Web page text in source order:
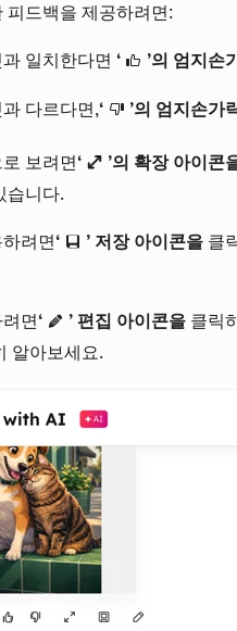
피드백을 제공하려면:
일치한다면 ‘ thumbsUpIcon ’의 엄지손
다르다면,‘ thumbsDownIcon ’의 엄지손가
보려면‘ enlarge ’의 확장 아이콘
습니다.
려면‘ saveEditableViewIcon ’ 저장 아이콘을 클
면‘ edit AdA ’ 편집 아이콘을 클릭
알아보세요.